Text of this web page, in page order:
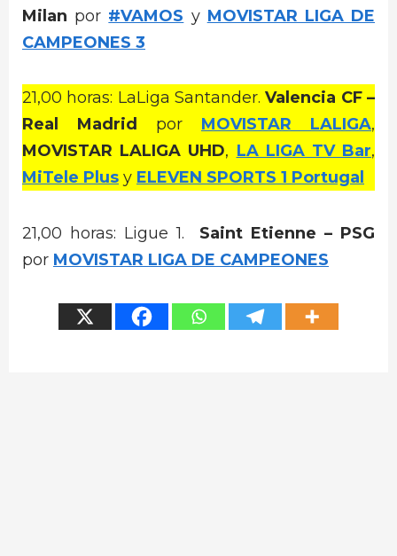
Milan por #VAMOS y MOVISTAR LIGA DE
CAMPEONES 3
21,00 horas: LaLiga Santander.Valencia CF –
Real Madrid por MOVISTAR LALIGA,
MOVISTAR LALIGA UHD, LA LIGA TV Bar,
MiTele Plus y ELEVEN SPORTS 1 Portugal
21,00 horas: Ligue 1. Saint Etienne – PSG
por MOVISTAR LIGA DE CAMPEONES